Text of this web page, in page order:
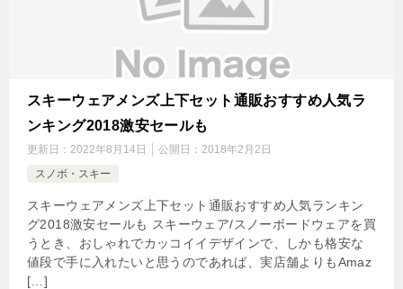
スキーウェアメンズ上下セット通販おすすめ人気ラ
ンキング2018激安セールも
更新日： 2022年8月14日 公開日： 2018年2月2日
スノボ・スキー
スキーウェアメンズ上下セット通販おすすめ人気ランキン
グ2018激安セールも スキーウェア/スノーボードウェアを買
うとき、おしゃれでカッコイイデザインで、しかも格安な
値段で手に入れたいと思うのであれば、実店舗よりもAmaz
[…]